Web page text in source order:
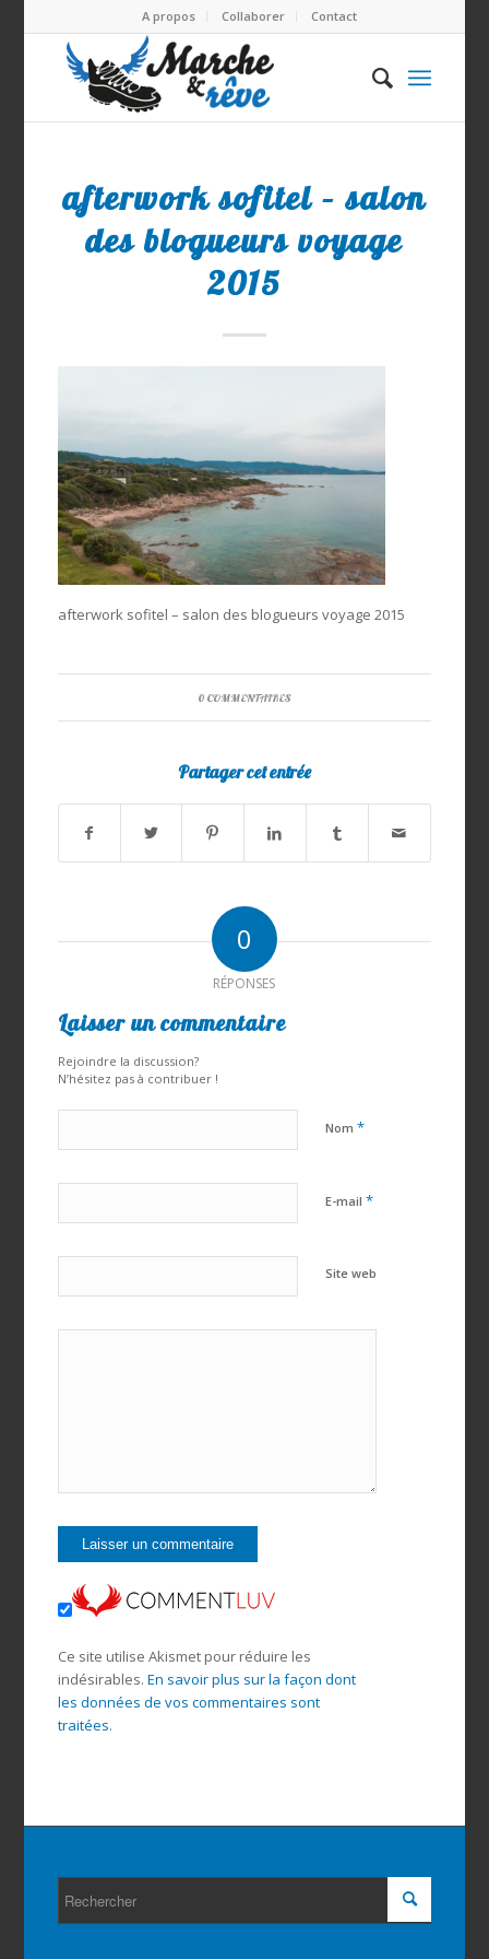
A propos Collaborer Contact
afterwork sofitel – salon
des blogueurs voyage
2015
afterwork sofitel – salon des blogueurs voyage 2015
0 COMMENTAIRES
Partager cet entrée
0
RÉPONSES
Laisser un commentaire
Rejoindre la discussion?
N’hésitez pas à contribuer !
Nom *
E-mail *
Site web
Ce site utilise Akismet pour réduire les
indésirables. En savoir plus sur la façon dont
les données de vos commentaires sont
traitées.